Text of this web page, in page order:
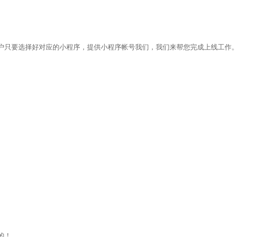
要选择好对应的小程序，提供小程序帐号我们，我们来帮您完成上线工作。